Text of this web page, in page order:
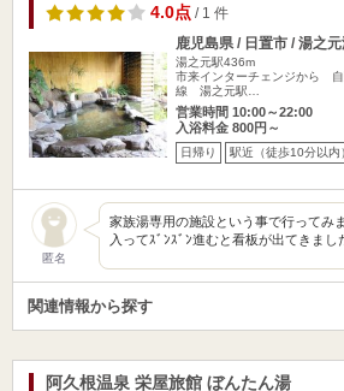
4.0点/ 1 件
鹿児島県 / 日置市 / 湯之元
湯之元駅436m
市来インターチェンジから
線 湯之元駅…
営業時間 10:00～22:00
入浴料金 800円～
日帰り 駅近（徒歩10分以内
匿名
家族湯専用の施設という事で行ってみ
入ってｽﾞﾝｽﾞﾝ進むと看板が出てきま
関連情報から探す
阿久根温泉 栄屋旅館 ぼんたん湯